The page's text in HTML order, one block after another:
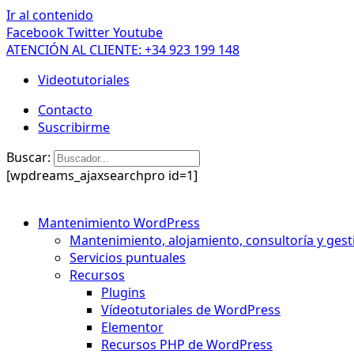
Ir al contenido
FacebookTwitterYoutube
ATENCIÓN AL CLIENTE: +34 923 199 148
Videotutoriales
Contacto
Suscribirme
Buscar:
[wpdreams_ajaxsearchpro id=1]
Mantenimiento WordPress
Mantenimiento, alojamiento, consultoría y
Servicios puntuales
Recursos
Plugins
Vídeotutoriales de WordPress
Elementor
Recursos PHP de WordPress